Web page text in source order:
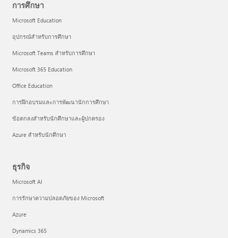
การศึกษา
Microsoft Education
อุปกรณ์สำหรับการศึกษา
Microsoft Teams สำหรับการศึกษา
Microsoft 365 Education
Office Education
การฝึกอบรมและการพัฒนานักการศึกษา
ข้อตกลงสำหรับนักศึกษาและผู้ปกครอง
Azure สำหรับนักศึกษา
ธุรกิจ
Microsoft AI
การรักษาความปลอดภัยของ Microsoft
Azure
Dynamics 365